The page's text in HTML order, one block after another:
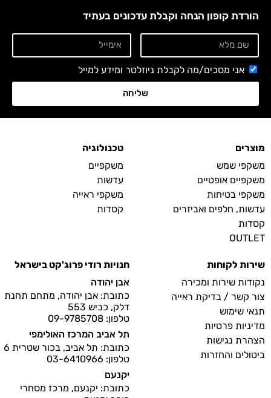
הורדת קופון הנחה וקבלת עדכונים בעתיד
אני מסכים/מה לקבלת ניוזלטר ומידע למייל
שליחה
מוצרים
משקפי שמש
משקפיים אופטיים
משקפי בטיחות
עדשות, חלפים ואביזרים
קסדות
OUTLET
טכנולוגיה
משקפיים
עדשות
משקפי ראייה
קסדות
שירות לקוחות
נקודות שירות ומכירה
צור קשר / בדיקת ראייה
תנאי שימוש
מדיניות פרטיות
הצהרת נגישות
ביטולים והחזרות
חנויות רודי פרוג'קט בישראל
אבן יהודה
כתובת: אבן יהודה, מתחם תחנת
דלק, כביש 553
טלפון: 09-9785708
תל אביב המרכז האולימפי
כתובת: תל אביב, בכור שטרית 6
טלפון: 03-6410966
יקנעם
כתובת: יקנעם, מרכז מסחרי